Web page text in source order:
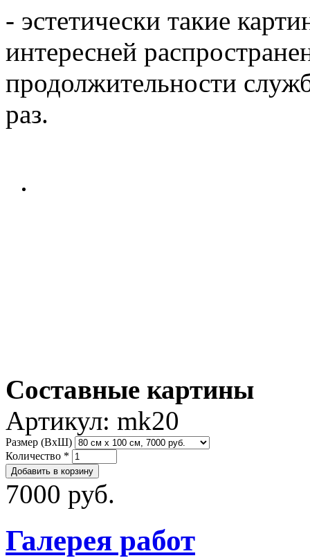
- эстетически такие
интересней
продолжительности
раз.
Составные картины
Артикул: mk20
Размер (ВхШ)
Количество *
7000 руб.
Галерея работ